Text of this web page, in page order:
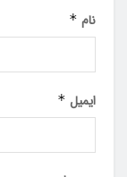
نام *
ایمیل *